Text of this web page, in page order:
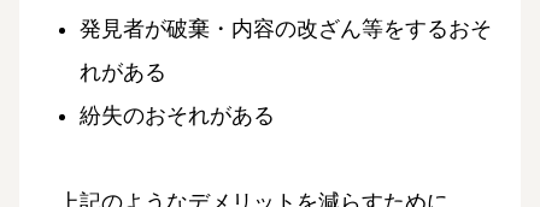
発見者が破棄・内容の改ざん等をするおそ
れがある
紛失のおそれがある